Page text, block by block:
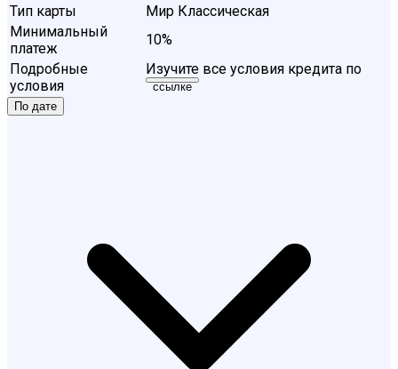
Тип карты
Мир Классическая
Минимальный
платеж
10%
Подробные
условия
Изучите все условия кредита по
ссылке
По дате